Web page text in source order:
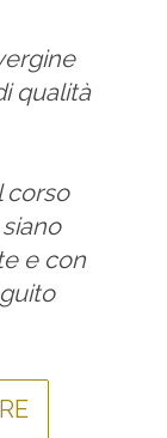
qualità
corso
e con